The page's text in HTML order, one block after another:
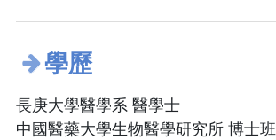
學歷
長庚大學醫學系 醫學士
中國醫藥大學生物醫學研究所 博士班